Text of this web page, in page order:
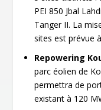
PEI 850 Jbal
Tanger II. La
sites est prévue
Repowering
parc éolien de
permettra de
existant à 120